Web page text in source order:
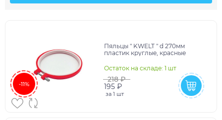
-11%
Пяльцы " KWELT " d 270мм
пластик круглые, красные
Остаток на складе: 1 шт
218 ₽
195 ₽
за 1 шт